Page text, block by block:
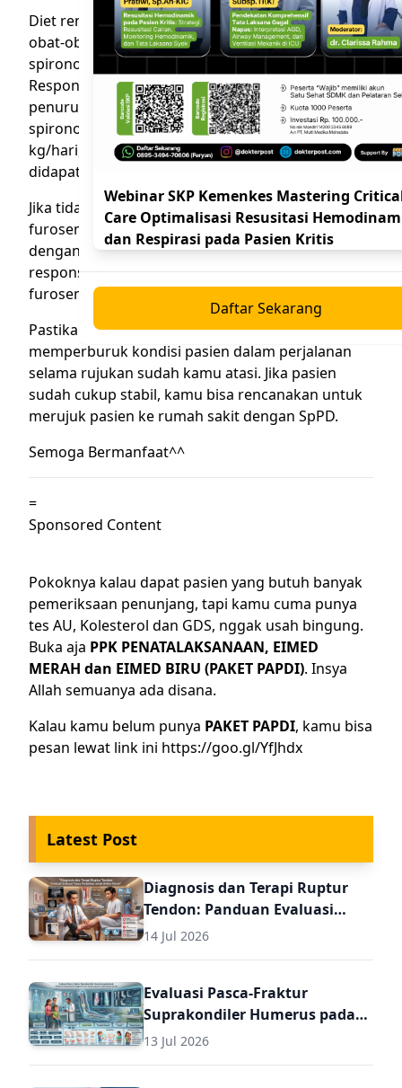
Diet rendah garam perlu dikombinasi dengan
obat-obatan diuretik. Dapat dimulai dengan
spironolakton dosis 100-200 mg sekali sehari.
Respons spironolakton bisa dimonitor dengan
penurunan berat badan. Diharapkan pemberian
spironolakton dapat menurunkan berat badan 0.5
kg/hari, tanpa ada edema kaki atau 1 kg/hari jika
didapatkan edema kaki.
Jika tidak respons dengan spironolakton,
furosemid dapat diberikan sebagai kombinasi
dengan dosis 20-40 mg/hari. Jika masih belum
respons, kamu bisa kasih dosis tambahan
furosemid sampai maksimal 160 mg/hari.
Pastikan keluhan lain yang berpotensi
memperburuk kondisi pasien dalam perjalanan
selama rujukan sudah kamu atasi. Jika pasien
sudah cukup stabil, kamu bisa rencanakan untuk
merujuk pasien ke rumah sakit dengan SpPD.
Semoga Bermanfaat^^
=
Sponsored Content
Pokoknya kalau dapat pasien yang butuh banyak
pemeriksaan penunjang, tapi kamu cuma punya
tes AU, Kolesterol dan GDS, nggak usah bingung.
Buka aja PPK PENATALAKSANAAN, EIMED
MERAH dan EIMED BIRU (PAKET PAPDI). Insya
Allah semuanya ada disana.
Kalau kamu belum punya PAKET PAPDI, kamu bisa
pesan lewat link ini https://goo.gl/YfJhdx
Latest Post
Diagnosis dan Terapi Ruptur
Tendon: Panduan Evaluasi
Pasca Perbaikan untuk Dokter
14 Jul 2026
Evaluasi Pasca-Fraktur
Suprakondiler Humerus pada
Anak: Panduan Komprehensif
13 Jul 2026
Webinar SKP Kemenkes Mastering
Care Optimalisasi Resusitasi
dan Respirasi pada Pasien Kritis
Daftar Sekarang